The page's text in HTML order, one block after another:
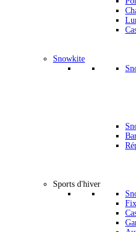
Snowkite
Sports d'hiver